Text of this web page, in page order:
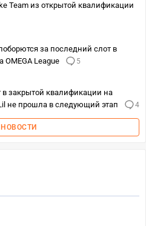
Team из открытой квалификации
за последний слот в
League
5
в закрытой квалификации на
не прошла в следующий этап
4
НОВОСТИ